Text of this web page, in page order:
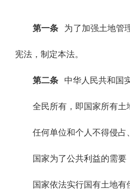
第一条 为了加强土地管
宪法，制定本法。
第二条 中华人民共和国
全民所有，即国家所有
任何单位和个人不得侵
国家为了公共利益的需
国家依法实行国有土地